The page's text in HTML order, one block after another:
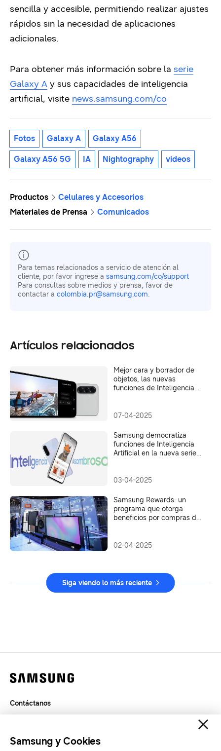
sencilla y accesible, permitiendo realizar ajustes
rápidos sin la necesidad de aplicaciones
adicionales.
Para obtener más información sobre la serie
Galaxy A y sus capacidades de inteligencia
artificial, visite news.samsung.com/co
Fotos Galaxy A Galaxy A56
Galaxy A56 5G IA Nightography videos
Productos
Celulares y Accesorios
Materiales de Prensa
Comunicados
Para temas relacionados a servicio de atención al
cliente, por favor ingrese a samsung.com/co/support
Para consultas sobre medios y prensa, favor de
contactar a colombia.pr@samsung.com.
Artículos relacionados
Mejor cara y borrador de
objetos, las nuevas
funciones de Inteligencia
07-04-2025
Samsung democratiza
funciones de Inteligencia
Artificial en la nueva serie
03-04-2025
Samsung Rewards: un
programa que otorga
beneficios por compras de
02-04-2025
Siga viendo lo más reciente
Contáctanos
SAMSUNG.COM
Samsung y Cookies